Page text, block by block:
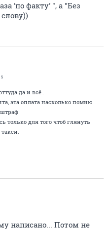
'по факту' ", а "Без
да и всё..
эта оплата насколько помню
только для того чтоб глянуть
написано... Потом не